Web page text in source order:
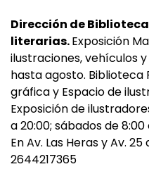
Dirección de
literarias.Exposición
ilustraciones, vehículos
hasta agosto.
gráfica y Espacio de
Exposición de
a 20:00; sábados de
En Av. Las Heras y Av.
2644217365